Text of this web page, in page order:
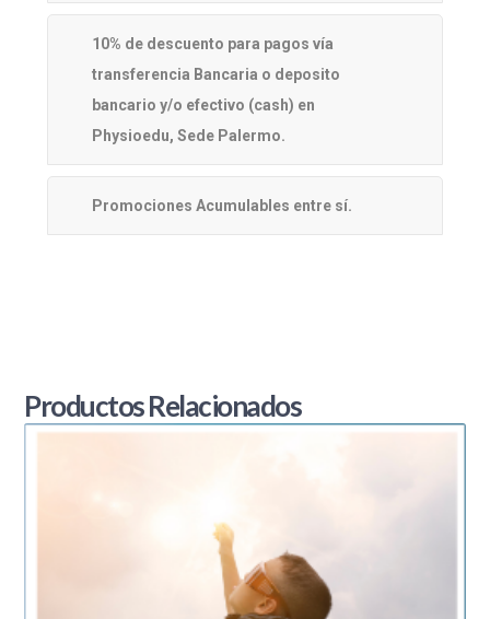
10% de descuento para pagos vía
transferencia Bancaria o deposito
bancario y/o efectivo (cash) en
Physioedu, Sede Palermo.
Promociones Acumulables entre sí.
Productos Relacionados